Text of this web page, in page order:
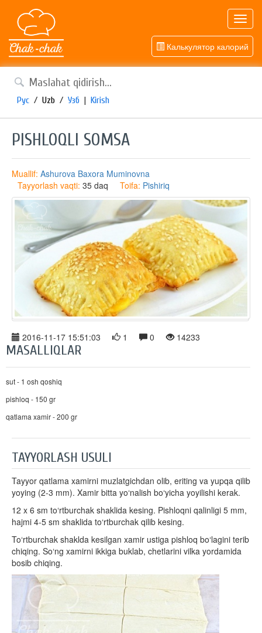
Калькулятор калорий
Рус / Uzb / Узб | Kirish
PISHLOQLI SOMSA
Muallif: Ashurova Baxora Muminovna
Tayyorlash vaqti: 35 daq Toifa: Pishiriq
2016-11-17 15:51:03 1 0 14233
MASALLIQLAR
sut - 1 osh qoshiq
pishloq - 150 gr
qatlama xamir - 200 gr
TAYYORLASH USULI
Tayyor qatlama xamirni muzlatgichdan olib, eriting va yupqa qilib
yoying (2-3 mm). Xamir bitta yo‘nalish bo‘yicha yoyilishi kerak.
12 x 6 sm to‘rtburchak shaklida kesing. Pishloqni qalinligi 5 mm,
hajmi 4-5 sm shaklida to‘rtburchak qilib kesing.
To‘rtburchak shaklda kesilgan xamir ustiga pishloq bo‘lagini terib
chiqing. So‘ng xamirni ikkiga buklab, chetlarini vilka yordamida
bosib chiqing.